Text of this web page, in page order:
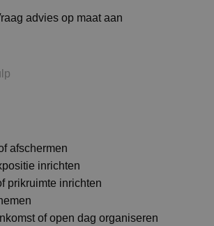
advies op maat aan
afschermen
inrichten
prikruimte inrichten
of open dag organiseren